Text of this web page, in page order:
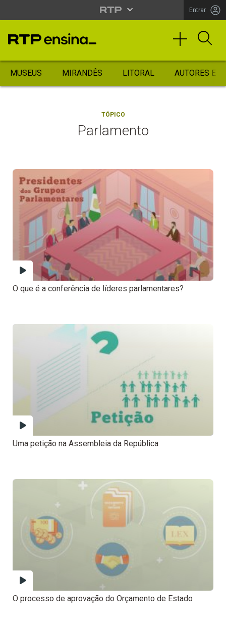
Entrar
MUSEUS MIRANDÊS LITORAL AUTORES
TÓPICO
Parlamento
O que é a conferência de líderes parlamentares?
Uma petição na Assembleia da República
O processo de aprovação do Orçamento de Estado